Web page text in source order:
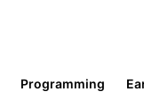
Programming